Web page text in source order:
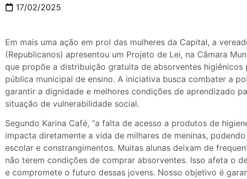
17/02/2025
Em mais uma ação em prol das mulheres da Capital, a
(Republicanos) apresentou um Projeto de Lei, na Câmara
que propõe a distribuição gratuita de absorventes higiênicos
pública municipal de ensino. A iniciativa busca combater a
garantir a dignidade e melhores condições de aprendizado
situação de vulnerabilidade social.
Segundo Karina Café, “a falta de acesso a produtos de
impacta diretamente a vida de milhares de meninas,
escolar e constrangimentos. Muitas alunas deixam de
não terem condições de comprar absorventes. Isso afeta o
e compromete o futuro dessas jovens. Nosso objetivo é